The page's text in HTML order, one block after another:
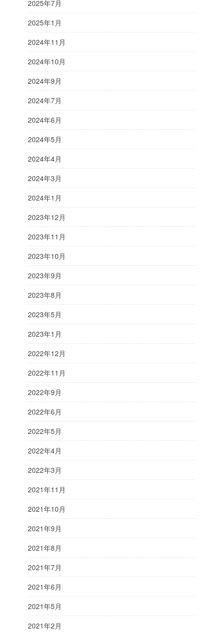
2025年7月
2025年1月
2024年11月
2024年10月
2024年9月
2024年7月
2024年6月
2024年5月
2024年4月
2024年3月
2024年1月
2023年12月
2023年11月
2023年10月
2023年9月
2023年8月
2023年5月
2023年1月
2022年12月
2022年11月
2022年9月
2022年6月
2022年5月
2022年4月
2022年3月
2021年11月
2021年10月
2021年9月
2021年8月
2021年7月
2021年6月
2021年5月
2021年2月